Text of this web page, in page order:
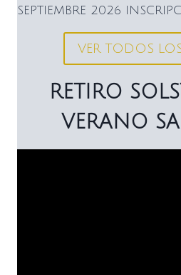
SEPTIEMBRE 2026
VER TODOS
RETIRO
VERANO